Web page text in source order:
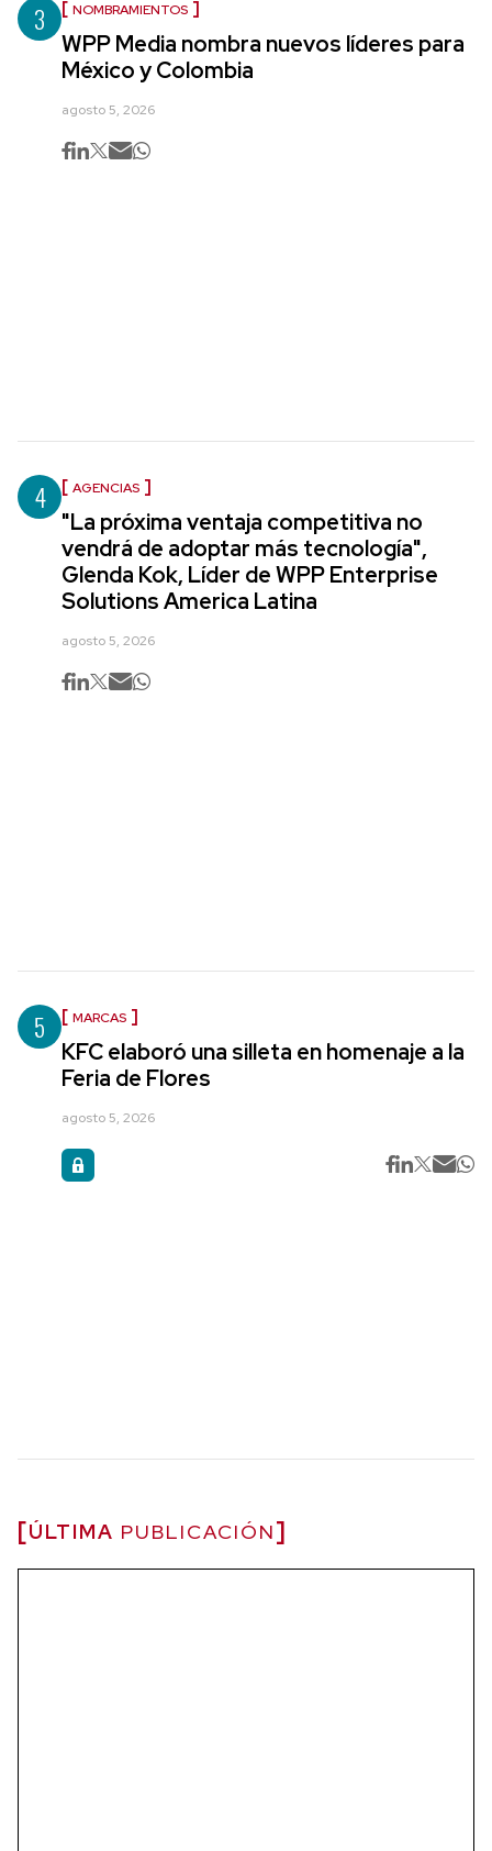
3 NOMBRAMIENTOS
WPP Media nombra nuevos líderes para
México y Colombia
agosto 5, 2026
4 AGENCIAS
"La próxima ventaja competitiva no
vendrá de adoptar más tecnología",
Glenda Kok, Líder de WPP Enterprise
Solutions America Latina
agosto 5, 2026
5 MARCAS
KFC elaboró una silleta en homenaje a la
Feria de Flores
agosto 5, 2026
ÚLTIMA PUBLICACIÓN